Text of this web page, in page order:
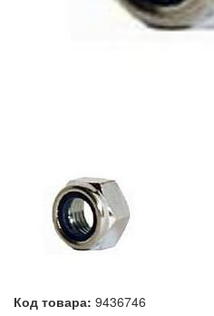
Код товара: 9436746